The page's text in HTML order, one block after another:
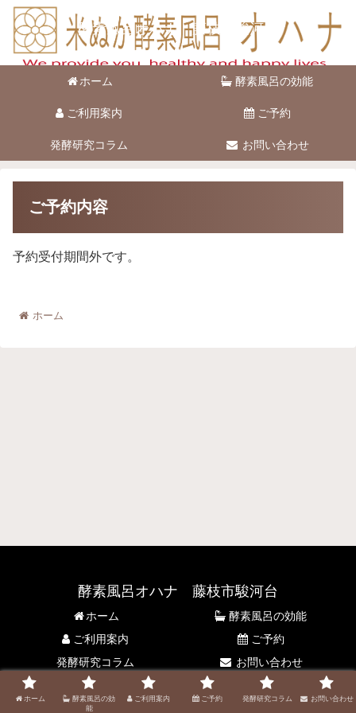
酵素風呂オハナ 藤枝市駿河台
ホーム 酵素風呂の効能
ご利用案内 ご予約
発酵研究コラム お問い合わせ
ご予約内容
予約受付期間外です。
ホーム
酵素風呂オハナ 藤枝市駿河台
ホーム
酵素風呂の効能
ご利用案内
ご予約
発酵研究コラム
お問い合わせ
© 2021 酵素風呂オハナ 藤枝市駿河台.
ホーム
酵素風呂の効
能
ご利用案内 ご予約 発酵研究コラム お問い合わせ